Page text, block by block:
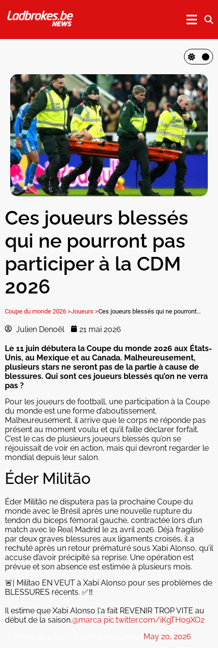
Ces joueurs blessés
qui ne pourront pas
participer à la CDM
2026
Coupe du monde 2026 >Joueurs > Ces joueurs blessés qui ne pourront pas participer à la CDM 2026
Julien Denoël 21 mai 2026
Le 11 juin débutera la Coupe du monde 2026 aux États-
Unis, au Mexique et au Canada. Malheureusement,
plusieurs stars ne seront pas de la partie à cause de
blessures. Qui sont ces joueurs blessés qu’on ne verra
pas ?
Pour les joueurs de football, une participation à la Coupe
du monde est une forme d’aboutissement.
Malheureusement, il arrive que le corps ne réponde pas
présent au moment voulu et qu’il faille déclarer forfait.
C’est le cas de plusieurs joueurs blessés qu’on se
réjouissait de voir en action, mais qui devront regarder le
mondial depuis leur salon.
Éder Militão
Éder Militão ne disputera pas la prochaine Coupe du
monde avec le Brésil après une nouvelle rupture du
tendon du biceps fémoral gauche, contractée lors d’un
match avec le Real Madrid le 21 avril 2026. Déjà fragilisé
par deux graves blessures aux ligaments croisés, il a
rechuté après un retour prématuré sous Xabi Alonso, qu’il
accuse d’avoir précipité sa reprise. Une opération est
prévue et son absence est estimée à plusieurs mois.
🚨| Militao EN VEUT à Xabi Alonso pour ses problèmes de
BLESSURES récents. ✅‼️
Il estime que Xabi Alonso l'a fait REVENIR TROP VITE au
début de la saison.@marca pic.twitter.com/iKgTHo9XO2
May 20, 2026